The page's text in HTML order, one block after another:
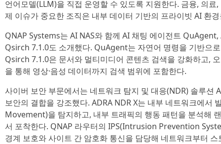
언어모델(LLM)을 직접 운영할 수 있도록 지원한다. 금융, 의
제 이슈가 중요한 조직은 내부 데이터 기반의 프라이빗 AI 환
QNAP Systems는 AI NAS와 함께 AI 채팅 에이전트
Qsirch 7.1.0도 소개했다. QuAgent는 자연어 명령을 기반으
Qsirch 7.1.0은 문서와 멀티미디어 콘텐츠 검색을 강화하고,
을 통해 영상·음성 데이터까지 검색 범위에 포함한다.
사이버 보안 부문에서는 네트워크 탐지 및 대응(NDR) 솔루션
보안의 결합을 강조했다. ADRA NDR X는 내부 네트워크에서
Movement)을 탐지하고, 내부 트래픽의 행동 패턴을 분석해
서 포착한다. QNAP 라우터의 IPS(Intrusion Prevention
경계 보호와 사이트 간 암호화 통신을 담당해 네트워크부터